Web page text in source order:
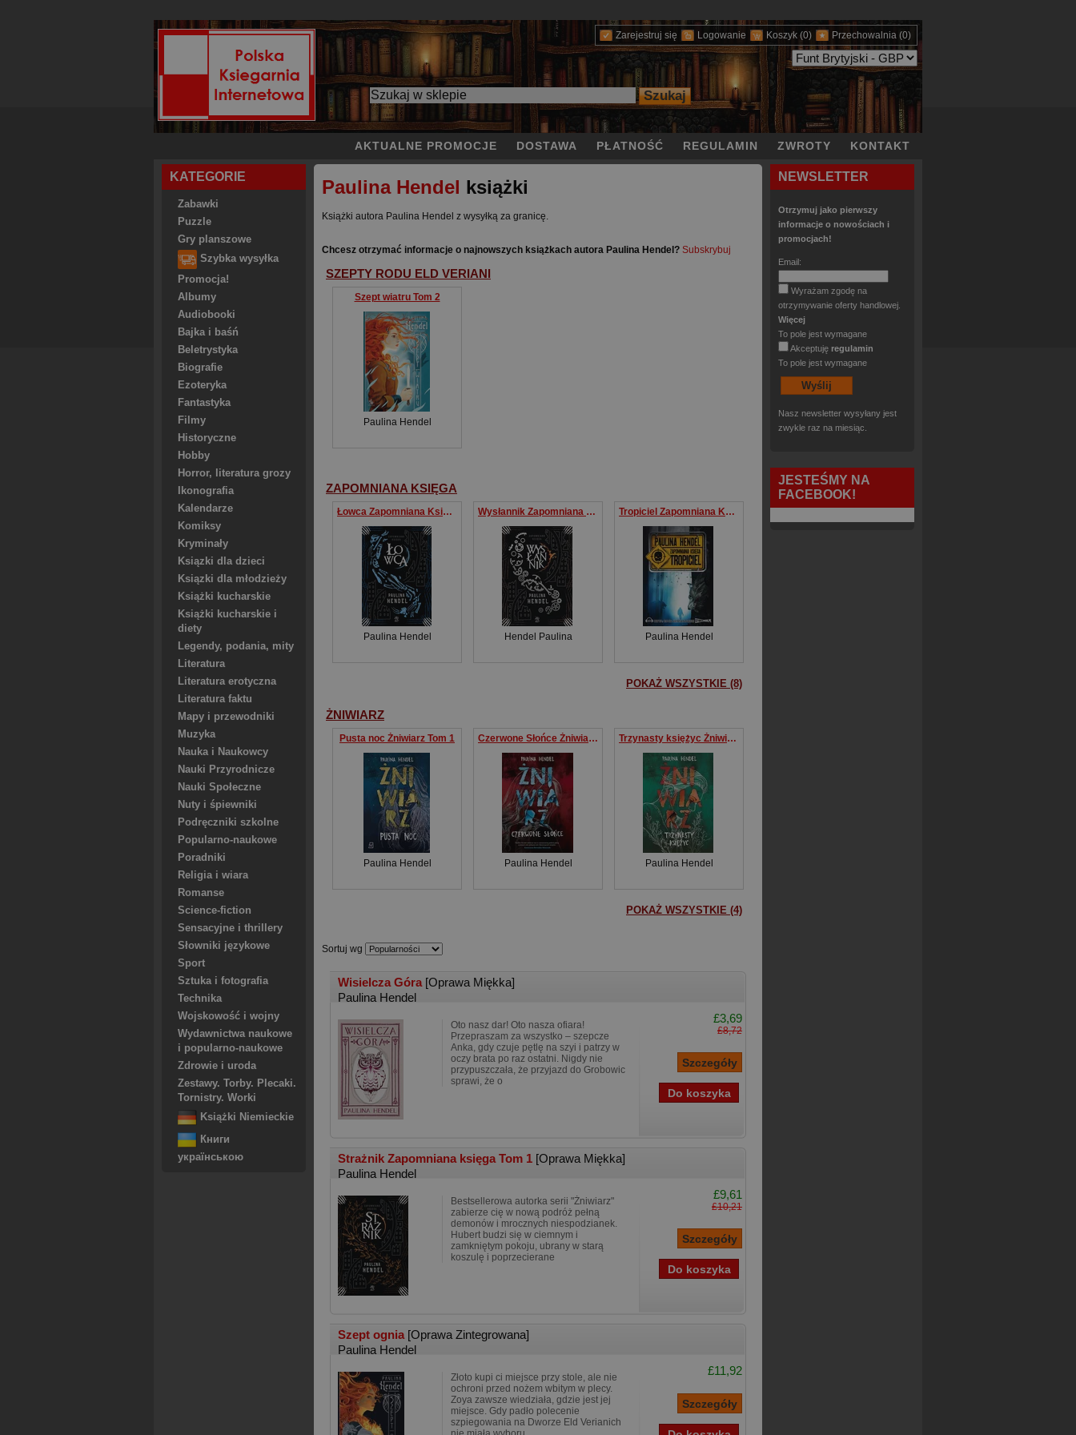
Zarejestruj się Logowanie Koszyk (0) Przechowalnia (0)
AKTUALNE PROMOCJE DOSTAWA PŁATNOŚĆ REGULAMIN ZWROTY KONTAKT
KATEGORIE
Zabawki
Puzzle
Gry planszowe
Szybka wysyłka
Promocja!
Albumy
Audiobooki
Bajka i baśń
Beletrystyka
Biografie
Ezoteryka
Fantastyka
Filmy
Historyczne
Hobby
Horror, literatura grozy
Ikonografia
Kalendarze
Komiksy
Kryminały
Ksiązki dla dzieci
Ksiązki dla młodzieży
Książki kucharskie
Książki kucharskie i
diety
Legendy, podania, mity
Literatura
Literatura erotyczna
Literatura faktu
Mapy i przewodniki
Muzyka
Nauka i Naukowcy
Nauki Przyrodnicze
Nauki Społeczne
Nuty i śpiewniki
Podręczniki szkolne
Popularno-naukowe
Poradniki
Religia i wiara
Romanse
Science-fiction
Sensacyjne i thrillery
Słowniki językowe
Sport
Sztuka i fotografia
Technika
Wojskowość i wojny
Wydawnictwa naukowe
i popularno-naukowe
Zdrowie i uroda
Zestawy. Torby. Plecaki.
Tornistry. Worki
Książki Niemieckie
Книги
українською
Paulina Hendel książki
Książki autora Paulina Hendel z wysyłką za granicę.
Chcesz otrzymać informacje o najnowszych książkach autora Paulina Hendel? Subskrybuj
SZEPTY RODU ELD VERIANI
Szept wiatru Tom 2
Paulina Hendel
ZAPOMNIANA KSIĘGA
Łowca Zapomniana Księga 3
Paulina Hendel
Wysłannik Zapomniana Księga Tom 4
Hendel Paulina
Tropiciel Zapomniana Księga Tom 2
Paulina Hendel
POKAŻ WSZYSTKIE (8)
ŻNIWIARZ
Pusta noc Żniwiarz Tom 1
Paulina Hendel
Czerwone Słońce Żniwiarz Tom 2
Paulina Hendel
Trzynasty księżyc Żniwiarz Tom 3
Paulina Hendel
POKAŻ WSZYSTKIE (4)
Sortuj wg
Wisielcza Góra [Oprawa Miękka]
Paulina Hendel
Oto nasz dar! Oto nasza ofiara!
Przepraszam za wszystko – szepcze
Anka, gdy czuje pętlę na szyi i patrzy w
oczy brata po raz ostatni. Nigdy nie
przypuszczała, że przyjazd do Grobowic
sprawi, że o
£3,69
£8,72
Strażnik Zapomniana księga Tom 1 [Oprawa Miękka]
Paulina Hendel
Bestsellerowa autorka serii "Żniwiarz" ​
zabierze cię w nową podróż pełną
demonów i mrocznych niespodzianek.
Hubert budzi się w ciemnym i
zamkniętym pokoju, ubrany w starą
koszulę i poprzecierane
£9,61
£10,21
Szept ognia [Oprawa Zintegrowana]
Paulina Hendel
Złoto kupi ci miejsce przy stole, ale nie
ochroni przed nożem wbitym w plecy.
Zoya zawsze wiedziała, gdzie jest jej
miejsce. Gdy padło polecenie
szpiegowania na Dworze Eld Verianich
£11,92
NEWSLETTER
Otrzymuj jako pierwszy
informacje o nowościach i
promocjach!
Email:
Wyrażam zgodę na
otrzymywanie oferty handlowej.
Więcej
To pole jest wymagane
Akceptuję regulamin
To pole jest wymagane
Nasz newsletter wysyłany jest
zwykle raz na miesiąc.
JESTEŚMY NA
FACEBOOK!